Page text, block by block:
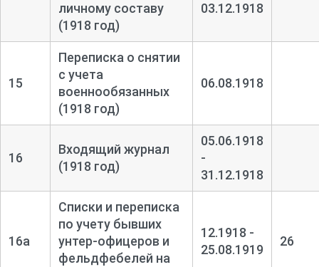
личному составу
(1918 год)
03.12.1918
15
Переписка о снятии
с учета
военнообязанных
(1918 год)
06.08.1918
16
Входящий журнал
(1918 год)
05.06.1918
-
31.12.1918
16а
Списки и переписка
по учету бывших
унтер-офицеров и
фельдфебелей на
12.1918 -
25.08.1919
26